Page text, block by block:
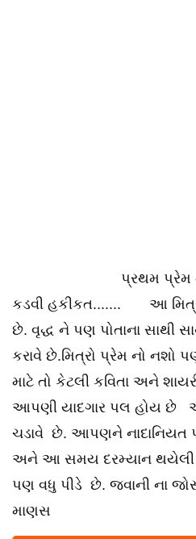
પ્રથમ પ્રેમ નો
કડવી હકીકત....... આ
છે. વૃદ્ધ ને પણ પોતાના સાથી
કરાવે છે.મિત્રો પ્રેમ નો
માટે તો કેટલી કવિતા અને
આપણી યાદગાર પલ હોય છે
ચડાવે છે. આપણને નાદાનિયત
અને આ સમય દરમ્યાન થયેલી
પણ વધુ પીડે છે. જવાની ના
માણસ